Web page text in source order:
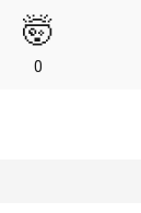
🤯
0